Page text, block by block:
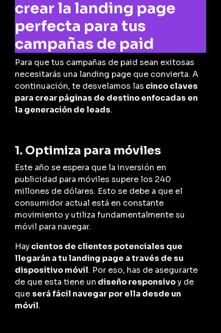
crear la landing page
perfecta para tus
campañas de paid
Para que tus campañas de paid sean exitosas
necesitarás una landing page que convierta. A
continuación, te desvelamos las cinco claves
para crear páginas de destino enfocadas en
la generación de leads.
1. Optimiza para móviles
Este año se espera que la inversión en
publicidad para móviles supere los 240
millones de dólares. Esto se debe a que el
consumidor actual está en constante
movimiento y utiliza fundamentalmente su
móvil para navegar.
Haycientos de clientes potenciales que
llegarán a tu landing page a través de su
dispositivo móvil. Por eso, has de asegurarte
de que esta tiene un diseño responsivoy de
que será fácil navegar por ella desde un
móvil.